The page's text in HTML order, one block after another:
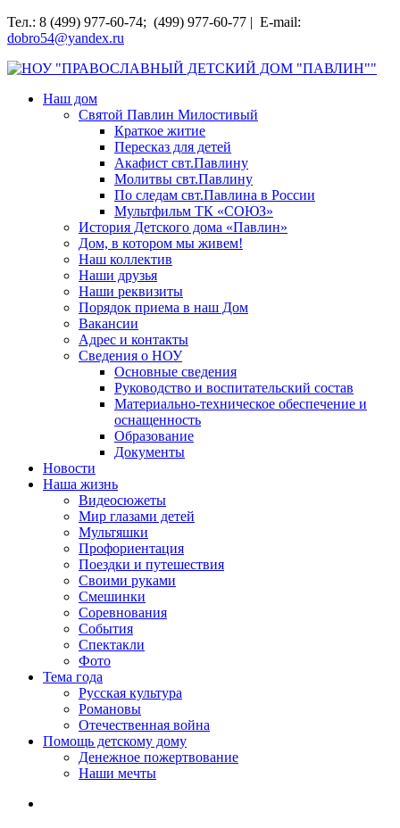
Перейти
к
Тел.: 8 (499) 977-60-74; (499) 977-60-77 | E-mail:
dobro54@yandex.ru
НОУ "ПРАВОСЛАВНЫЙ ДЕТСКИЙ ДОМ "ПАВЛИН""
Наш дом
Святой Павлин Милостивый
Краткое житие
Пересказ для детей
Акафист свт.Павлину
Молитвы свт.Павлину
По следам свт.Павлина в России
Мультфильм ТК «СОЮЗ»
История Детского дома «Павлин»
Дом, в котором мы живем!
Наш коллектив
Наши друзья
Наши реквизиты
Порядок приема в наш Дом
Вакансии
Адрес и контакты
Сведения о НОУ
Основные сведения
Руководство и воспитательский состав
Материально-техническое обеспечение и
оснащенность
Образование
Документы
Новости
Наша жизнь
Видеосюжеты
Мир глазами детей
Мультяшки
Профориентация
Поездки и путешествия
Своими руками
Смешинки
Соревнования
События
Спектакли
Фото
Тема года
Русская культура
Романовы
Отечественная война
Помощь детскому дому
Денежное пожертвование
Наши мечты